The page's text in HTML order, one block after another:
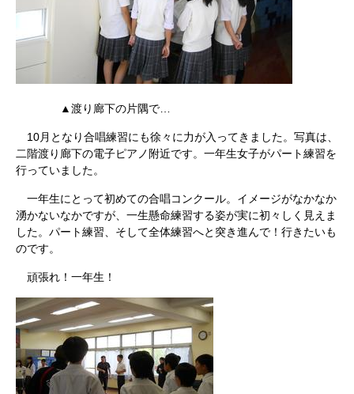
▲渡り廊下の片隅で…
10月となり合唱練習にも徐々に力が入ってきました。写真は、
二階渡り廊下の電子ピアノ附近です。一年生女子がパート練習を
行っていました。
一年生にとって初めての合唱コンクール。イメージがなかなか
湧かないなかですが、一生懸命練習する姿が実に初々しく見えま
した。パート練習、そして全体練習へと突き進んで！行きたいも
のです。
頑張れ！一年生！